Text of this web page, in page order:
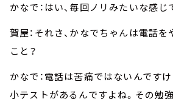
かなで：はい、毎回ノリみたいな感じ
賀屋：それさ、かなでちゃんは電話
こと？
かなで：電話は苦痛ではないんですけ
小テストがあるんですよね。その勉